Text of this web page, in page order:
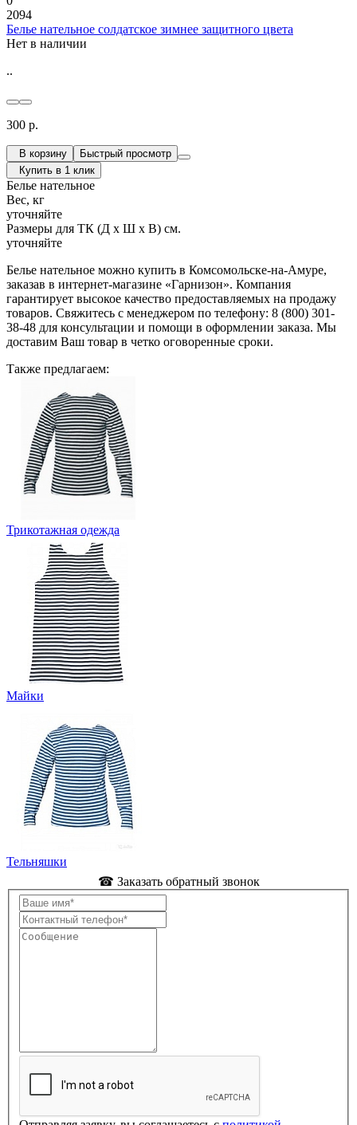
2094
Белье нательное солдатское зимнее защитного цвета
Нет в наличии
..
300 р.
В корзину
Быстрый просмотр
Купить в 1 клик
Белье нательное
Вес, кг
уточняйте
Размеры для ТК (Д х Ш х В) см.
уточняйте
Белье нательное можно купить в Комсомольске-на-Амуре,
заказав в интернет-магазине «Гарнизон». Компания
гарантирует высокое качество предоставляемых на продажу
товаров. Свяжитесь с менеджером по телефону: 8 (800) 301-
38-48 для консультации и помощи в оформлении заказа. Мы
доставим Ваш товар в четко оговоренные сроки.
Также предлагаем:
Трикотажная одежда
Майки
Тельняшки
☎ Заказать обратный звонок